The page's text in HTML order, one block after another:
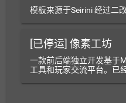
模板来源于Seirini 经过二
[已停运] 像素工坊
一款前后端独立开发基于
工具和玩家交流平台。已